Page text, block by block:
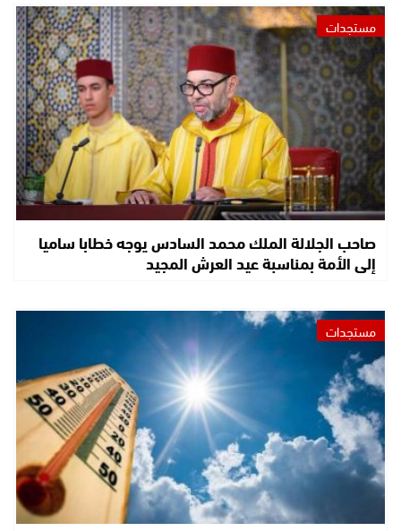
مستجدات
صاحب الجلالة الملك محمد السادس يوجه خطابا ساميا
إلى الأمة بمناسبة عيد العرش المجيد
مستجدات